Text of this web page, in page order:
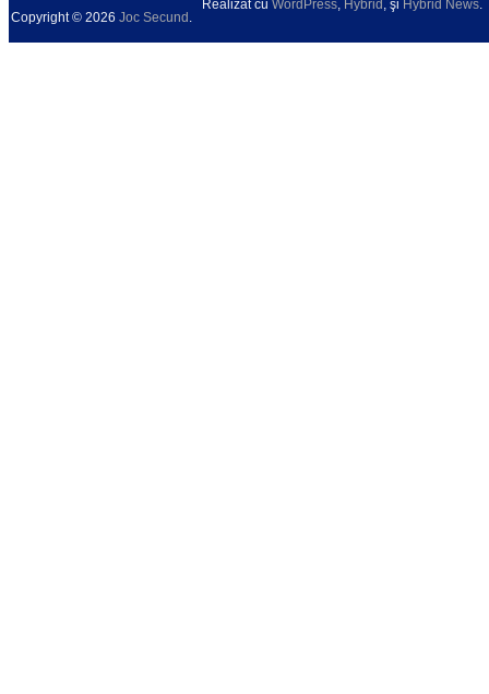
Copyright © 2026 Joc Secund .
Realizat cu WordPress, Hybrid , şi Hybrid News.